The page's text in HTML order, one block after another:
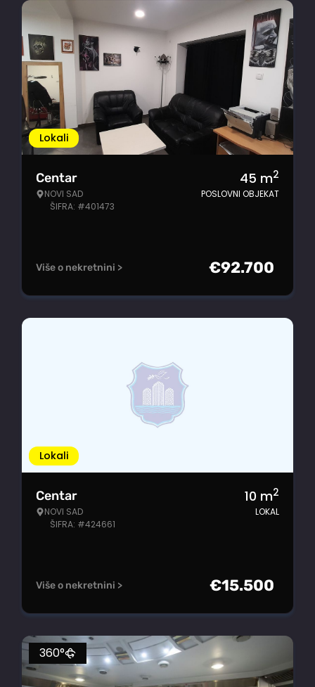
Lokali
Centar
NOVI SAD
ŠIFRA: #401473
45 m2
POSLOVNI OBJEKAT
Više o nekretnini > €92.700
Lokali
Centar
NOVI SAD
ŠIFRA: #424661
10 m2
LOKAL
Više o nekretnini > €15.500
360°